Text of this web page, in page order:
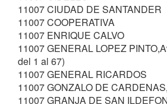
11007 CIUDAD DE SANTANDER
11007 COOPERATIVA
11007 ENRIQUE CALVO
11007 GENERAL LOPEZ
del 1 al 67)
11007 GENERAL RICARDOS
11007 GONZALO DE
11007 GRANJA DE SAN